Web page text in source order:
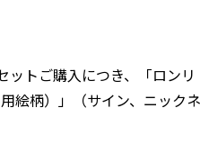
トご購入につき、「ロンリ
絵柄）」（サイン、ニックネ